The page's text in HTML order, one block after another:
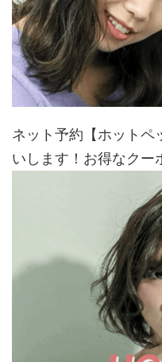
ネット予約【ホットペ
いします！お得なクー